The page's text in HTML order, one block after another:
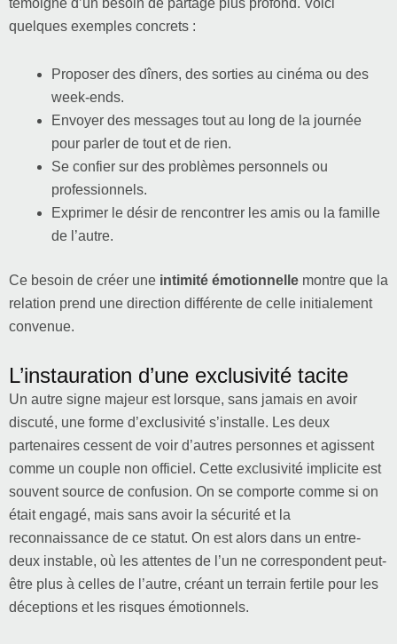
témoigne d’un besoin de partage plus profond. Voici
quelques exemples concrets :
Proposer des dîners, des sorties au cinéma ou des
week-ends.
Envoyer des messages tout au long de la journée
pour parler de tout et de rien.
Se confier sur des problèmes personnels ou
professionnels.
Exprimer le désir de rencontrer les amis ou la famille
de l’autre.
Ce besoin de créer une intimité émotionnelle montre que la
relation prend une direction différente de celle initialement
convenue.
L’instauration d’une exclusivité tacite
Un autre signe majeur est lorsque, sans jamais en avoir
discuté, une forme d’exclusivité s’installe. Les deux
partenaires cessent de voir d’autres personnes et agissent
comme un couple non officiel. Cette exclusivité implicite est
souvent source de confusion. On se comporte comme si on
était engagé, mais sans avoir la sécurité et la
reconnaissance de ce statut. On est alors dans un entre-
deux instable, où les attentes de l’un ne correspondent peut-
être plus à celles de l’autre, créant un terrain fertile pour les
déceptions et les risques émotionnels.